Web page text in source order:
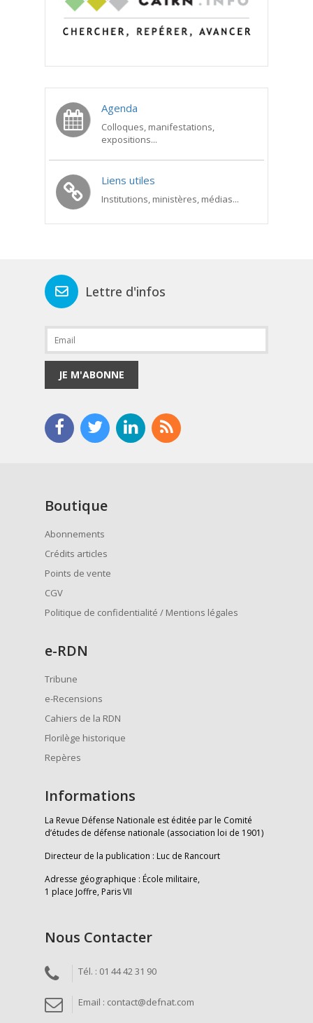
Agenda
Colloques, manifestations,
expositions...
Liens utiles
Institutions, ministères, médias...
Lettre d'infos
JE M'ABONNE
Boutique
Abonnements
Crédits articles
Points de vente
CGV
Politique de confidentialité / Mentions légales
e-RDN
Tribune
e-Recensions
Cahiers de la RDN
Florilège historique
Repères
Informations
La Revue Défense Nationale est éditée par le Comité
d’études de défense nationale (association loi de 1901)
Directeur de la publication : Luc de Rancourt
Adresse géographique : École militaire,
1 place Joffre, Paris VII
Nous Contacter
Tél. : 01 44 42 31 90
Email : contact@defnat.com